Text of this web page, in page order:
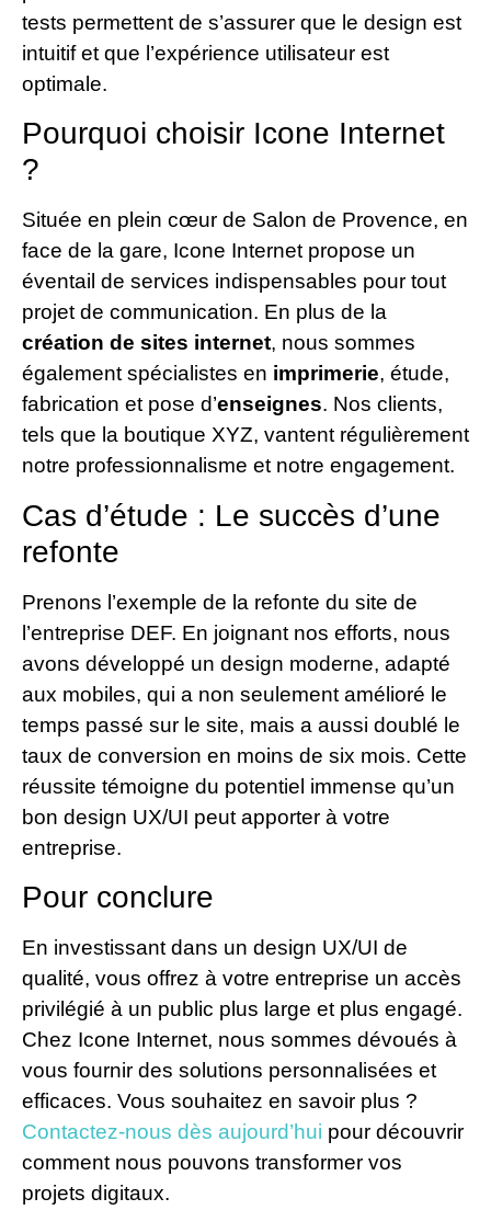
tests permettent de s’assurer que le design est
intuitif et que l’expérience utilisateur est
optimale.
Pourquoi choisir Icone Internet
?
Située en plein cœur de Salon de Provence, en
face de la gare, Icone Internet propose un
éventail de services indispensables pour tout
projet de communication. En plus de la
création de sites internet, nous sommes
également spécialistes en imprimerie, étude,
fabrication et pose d’enseignes. Nos clients,
tels que la boutique XYZ, vantent régulièrement
notre professionnalisme et notre engagement.
Cas d’étude : Le succès d’une
refonte
Prenons l’exemple de la refonte du site de
l’entreprise DEF. En joignant nos efforts, nous
avons développé un design moderne, adapté
aux mobiles, qui a non seulement amélioré le
temps passé sur le site, mais a aussi doublé le
taux de conversion en moins de six mois. Cette
réussite témoigne du potentiel immense qu’un
bon design UX/UI peut apporter à votre
entreprise.
Pour conclure
En investissant dans un design UX/UI de
qualité, vous offrez à votre entreprise un accès
privilégié à un public plus large et plus engagé.
Chez Icone Internet, nous sommes dévoués à
vous fournir des solutions personnalisées et
efficaces. Vous souhaitez en savoir plus ?
Contactez-nous dès aujourd’hui pour découvrir
comment nous pouvons transformer vos
projets digitaux.